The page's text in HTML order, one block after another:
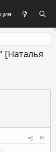
[Наталья
#1